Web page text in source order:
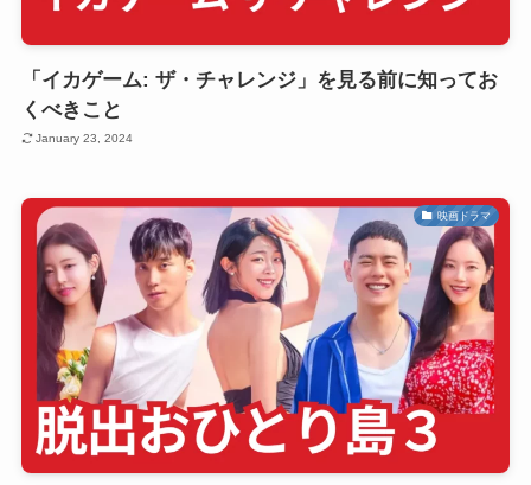
「イカゲーム: ザ・チャレンジ」を見る前に知ってお
くべきこと
January 23, 2024
映画ドラマ